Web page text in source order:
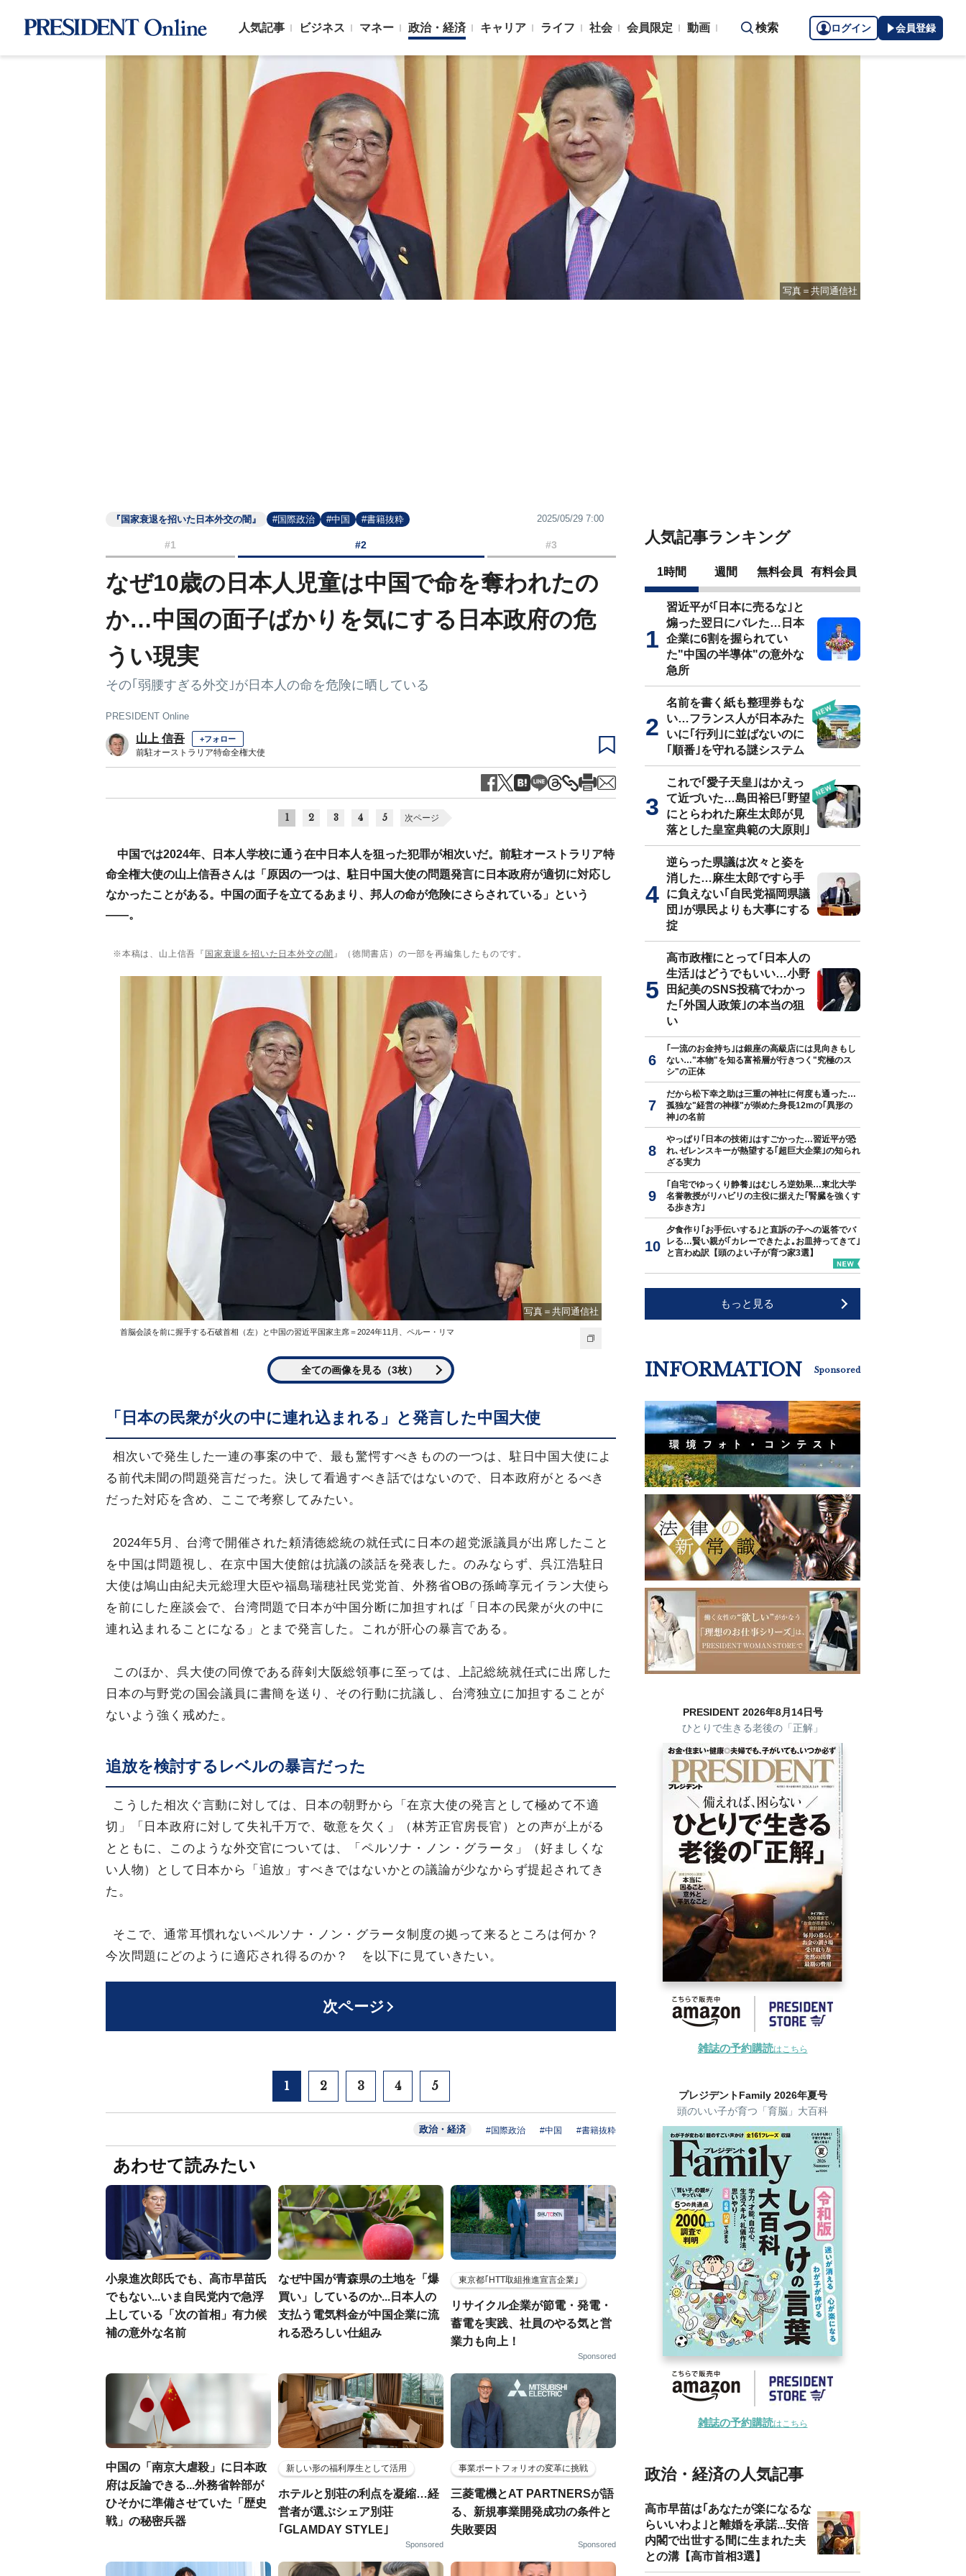
人気記事 ビジネス マネー 政治・経済 キャリア ライフ 社会 会員限定 動画 検索 ログイン 会員登録
写真＝共同通信社
『国家衰退を招いた日本外交の闇』 #国際政治 #中国 #書籍抜粋 2025/05/29 7:00
#1 #2 #3
なぜ10歳の日本人児童は中国で命を奪われたの
か…中国の面子ばかりを気にする日本政府の危
うい現実
その｢弱腰すぎる外交｣が日本人の命を危険に晒している
PRESIDENT Online
山上 信吾 +フォロー
前駐オーストラリア特命全権大使
1 2 3 4 5 次ページ
中国では2024年、日本人学校に通う在中日本人を狙った犯罪が相次いだ。前駐オーストラリア特
命全権大使の山上信吾さんは「原因の一つは、駐日中国大使の問題発言に日本政府が適切に対応し
なかったことがある。中国の面子を立てるあまり、邦人の命が危険にさらされている」という
――。
※本稿は、山上信吾『 国家衰退を招いた日本外交の闇 』（徳間書店）の一部を再編集したものです。
写真＝共同通信社
首脳会談を前に握手する石破首相（左）と中国の習近平国家主席＝2024年11月、ペルー・リマ
全ての画像を見る（3枚）
「日本の民衆が火の中に連れ込まれる」と発言した中国大使
相次いで発生した一連の事案の中で、最も驚愕すべきものの一つは、駐日中国大使によ
る前代未聞の問題発言だった。決して看過すべき話ではないので、日本政府がとるべき
だった対応を含め、ここで考察してみたい。
2024年5月、台湾で開催された頼清徳総統の就任式に日本の超党派議員が出席したこと
を中国は問題視し、在京中国大使館は抗議の談話を発表した。のみならず、呉江浩駐日
大使は鳩山由紀夫元総理大臣や福島瑞穂社民党党首、外務省OBの孫崎享元イラン大使ら
を前にした座談会で、台湾問題で日本が中国分断に加担すれば「日本の民衆が火の中に
連れ込まれることになる」とまで発言した。これが肝心の暴言である。
このほか、呉大使の同僚である薛剣大阪総領事に至っては、上記総統就任式に出席した
日本の与野党の国会議員に書簡を送り、その行動に抗議し、台湾独立に加担することが
ないよう強く戒めた。
追放を検討するレベルの暴言だった
こうした相次ぐ言動に対しては、日本の朝野から「在京大使の発言として極めて不適
切」「日本政府に対して失礼千万で、敬意を欠く」（林芳正官房長官）との声が上がる
とともに、このような外交官については、「ペルソナ・ノン・グラータ」（好ましくな
い人物）として日本から「追放」すべきではないかとの議論が少なからず提起されてき
た。
そこで、通常耳慣れないペルソナ・ノン・グラータ制度の拠って来るところは何か？
今次問題にどのように適応され得るのか？ を以下に見ていきたい。
次ページ
1 2 3 4 5
政治・経済 #国際政治 #中国 #書籍抜粋
あわせて読みたい
小泉進次郎氏でも、高市早苗氏
でもない...いま自民党内で急浮
上している「次の首相」有力候
補の意外な名前
なぜ中国が青森県の土地を「爆
買い」しているのか...日本人の
支払う電気料金が中国企業に流
れる恐ろしい仕組み
東京都｢HTT取組推進宣言企業｣
リサイクル企業が節電・発電・
蓄電を実践、社員のやる気と営
業力も向上！
Sponsored
中国の「南京大虐殺」に日本政
府は反論できる...外務省幹部が
ひそかに準備させていた「歴史
戦」の秘密兵器
新しい形の福利厚生として活用
ホテルと別荘の利点を凝縮…経
営者が選ぶシェア別荘
｢GLAMDAY STYLE｣
Sponsored
事業ポートフォリオの変革に挑戦
三菱電機とAT PARTNERSが語
る、新規事業開発成功の条件と
失敗要因
Sponsored
人気記事ランキング
1時間 週間 無料会員 有料会員
習近平が｢日本に売るな｣と
煽った翌日にバレた…日本
企業に6割を握られてい
た"中国の半導体"の意外な
急所
名前を書く紙も整理券もな
い…フランス人が日本みた
いに｢行列｣に並ばないのに
｢順番｣を守れる謎システム
これで｢愛子天皇｣はかえっ
て近づいた…島田裕巳｢野望
にとらわれた麻生太郎が見
落とした皇室典範の大原則｣
逆らった県議は次々と姿を
消した…麻生太郎ですら手
に負えない｢自民党福岡県議
団｣が県民よりも大事にする
掟
高市政権にとって｢日本人の
生活｣はどうでもいい…小野
田紀美のSNS投稿でわかっ
た｢外国人政策｣の本当の狙
い
｢一流のお金持ち｣は銀座の高級店には見向きもし
ない…"本物"を知る富裕層が行きつく"究極のス
シ"の正体
だから松下幸之助は三重の神社に何度も通った…
孤独な"経営の神様"が崇めた身長12mの｢異形の
神｣の名前
やっぱり｢日本の技術｣はすごかった…習近平が恐
れ､ゼレンスキーが熱望する｢超巨大企業｣の知られ
ざる実力
｢自宅でゆっくり静養｣はむしろ逆効果…東北大学
名誉教授がリハビリの主役に据えた｢腎臓を強くす
る歩き方｣
夕食作り｢お手伝いする｣と直訴の子への返答でバ
レる…賢い親が｢カレーできたよ｡お皿持ってきて｣
と言わぬ訳【頭のよい子が育つ家3選】
もっと見る
INFORMATION Sponsored
PRESIDENT 2026年8月14日号
ひとりで生きる老後の「正解」
雑誌の予約購読はこちら
プレジデントFamily 2026年夏号
頭のいい子が育つ「育脳」大百科
雑誌の予約購読はこちら
政治・経済の人気記事
高市早苗は｢あなたが楽になるな
らいいわよ｣と離婚を承諾...安倍
内閣で出世する間に生まれた夫
との溝【高市首相3選】